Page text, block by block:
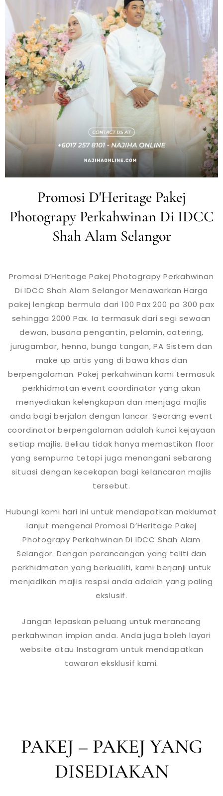
Promosi D'Heritage Pakej
Photograpy Perkahwinan Di IDCC
Shah Alam Selangor
Promosi D’Heritage Pakej Photograpy Perkahwinan
Di IDCC Shah Alam Selangor Menawarkan Harga
pakej lengkap bermula dari 100 Pax 200 pa 300 pax
sehingga 2000 Pax. Ia termasuk dari segi sewaan
dewan, busana pengantin, pelamin, catering,
jurugambar, henna, bunga tangan, PA Sistem dan
make up artis yang di bawa khas dan
berpengalaman. Pakej perkahwinan kami termasuk
perkhidmatan event coordinator yang akan
menyediakan kelengkapan dan menjaga majlis
anda bagi berjalan dengan lancar. Seorang event
coordinator berpengalaman adalah kunci kejayaan
setiap majlis. Beliau tidak hanya memastikan floor
yang sempurna tetapi juga menangani sebarang
situasi dengan kecekapan bagi kelancaran majlis
tersebut.
Hubungi kami hari ini untuk mendapatkan maklumat
lanjut mengenai Promosi D’Heritage Pakej
Photograpy Perkahwinan Di IDCC Shah Alam
Selangor. Dengan perancangan yang teliti dan
perkhidmatan yang berkualiti, kami berjanji untuk
menjadikan majlis respsi anda adalah yang paling
ekslusif.
Jangan lepaskan peluang untuk merancang
perkahwinan impian anda. Anda juga boleh layari
website atau Instagram untuk mendapatkan
tawaran eksklusif kami.
PAKEJ – PAKEJ YANG
DISEDIAKAN